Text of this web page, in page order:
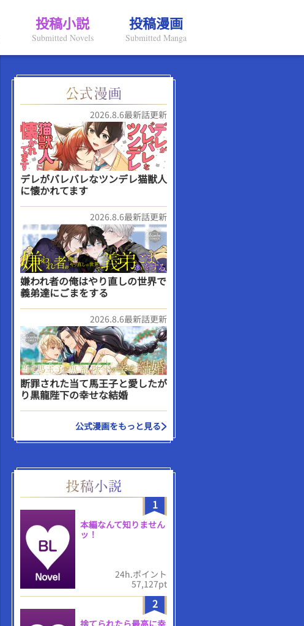
投稿小説
Submitted Novels
投稿漫画
Submitted Manga
2026.8.6最新話更新
デレがバレバレなツンデレ猫獣人
に懐かれてます
2026.8.6最新話更新
嫌われ者の俺はやり直しの世界で
義弟達にごまをする
2026.8.6最新話更新
断罪された当て馬王子と愛したが
り黒龍陛下の幸せな結婚
公式漫画をもっと見る
1
本編なんて知りません
ッ！
24h.ポイント
57,127pt
2
捨てられたら最高に幸